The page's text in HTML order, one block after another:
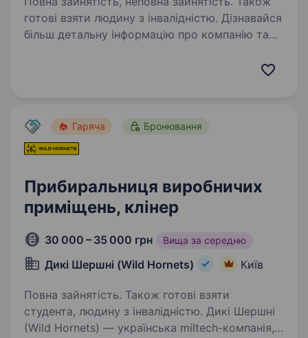
готові взяти людину з інвалідністю. Дізнавайся
більш детальну інформацію про компанію та
відкрита: …
Гаряча Бронювання
Прибиральниця виробничих
приміщень, клінер
30 000 – 35 000 грн Вища за середню
Дикі Шершні (Wild Hornets) Київ
Повна зайнятість. Також готові взяти
студента, людину з інвалідністю. Дикі Шершні
(Wild Hornets) — українська miltech-компанія,